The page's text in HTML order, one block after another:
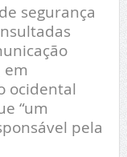
segurança
em
ocidental
“um
pela